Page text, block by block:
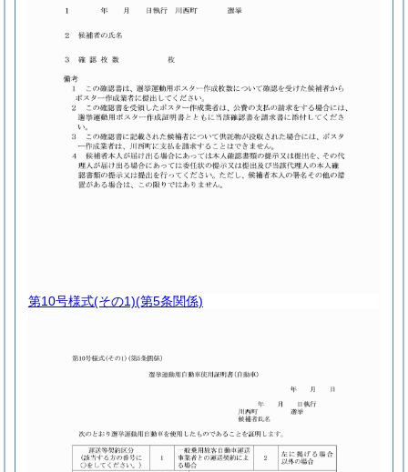
第10号様式(その1)(第5条関係)